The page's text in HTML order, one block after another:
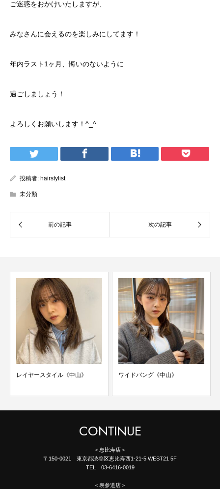
ご迷惑をおかけいたしますが、
みなさんに会えるのを楽しみにしてます！
年内ラスト1ヶ月、悔いのないように
過ごしましょう！
よろしくお願いします！^_^
投稿者: hairstylist
未分類
レイヤースタイル《中山》 ワイドバング《中山》
CONTINUE
＜恵比寿店＞
〒150-0021 東京都渋谷区恵比寿西1-21-5 WEST21 5F
TEL 03-6416-0019
＜表参道店＞